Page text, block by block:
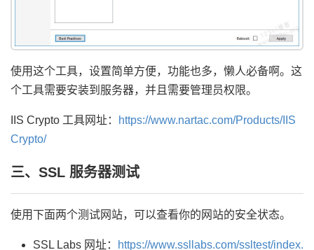
使用这个工具，设置简单方便，功能也多，懒人必备啊。这
个工具需要安装到服务器，并且需要管理员权限。
IIS Crypto 工具网址：
https://www.nartac.com/Products/IIS
Crypto/
三、SSL 服务器测试
使用下面两个测试网站，可以查看你的网站的安全状态。
SSL Labs 网址：
https://www.ssllabs.com/ssltest/index.